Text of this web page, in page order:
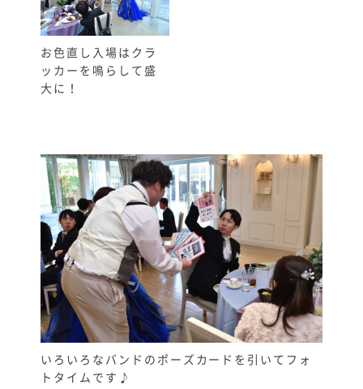
お色直し入場はクラ
ッカーを鳴らして盛
大に！
いろいろなバンドのポーズカードを引いてフォ
トタイムです♪